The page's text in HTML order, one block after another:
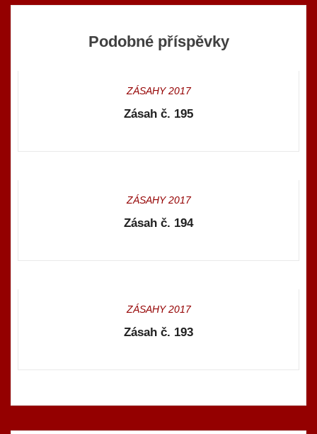
Podobné příspěvky
ZÁSAHY 2017
Zásah č. 195
ZÁSAHY 2017
Zásah č. 194
ZÁSAHY 2017
Zásah č. 193